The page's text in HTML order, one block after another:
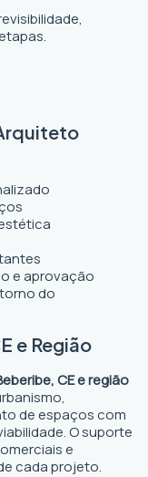
e aprovação
do
e Região
CE e região
de espaços com
O suporte
e
cada projeto.